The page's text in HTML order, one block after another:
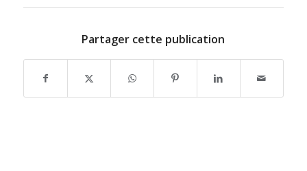
Partager cette publication